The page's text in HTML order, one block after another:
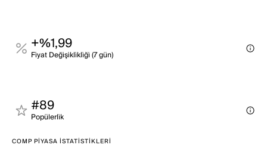
+%1,99
Fi̇yat Deği̇şi̇kli̇kli̇ği̇ (7 gün)
#89
Popülerli̇k
COMP PIYASA İSTATISTIKLERI